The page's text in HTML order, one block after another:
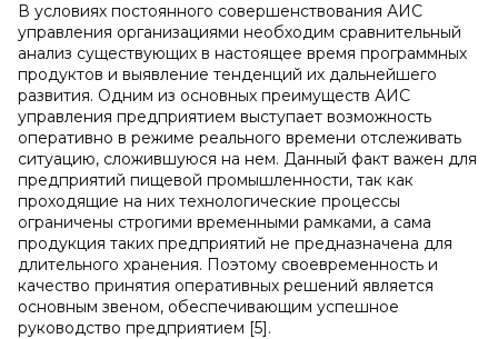
В условиях постоянного совершенствования АИС
управления организациями необходим сравнительный
анализ существующих в настоящее время программных
продуктов и выявление тенденций их дальнейшего
развития. Одним из основных преимуществ АИС
управления предприятием выступает возможность
оперативно в режиме реального времени отслеживать
ситуацию, сложившуюся на нем. Данный факт важен для
предприятий пищевой промышленности, так как
проходящие на них технологические процессы
ограничены строгими временными рамками, а сама
продукция таких предприятий не предназначена для
длительного хранения. Поэтому своевременность и
качество принятия оперативных решений является
основным звеном, обеспечивающим успешное
руководство предприятием [5].